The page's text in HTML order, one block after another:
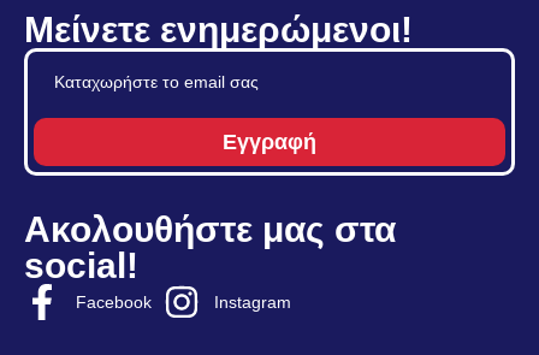
Μείνετε ενημερώμενοι!
Εγγραφή
Ακολουθήστε μας στα
social!
Facebook Instagram